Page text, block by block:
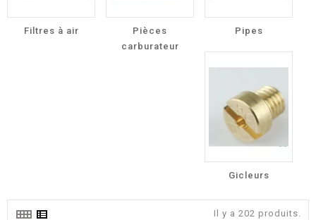
Filtres à air
Pièces
carburateur
Pipes
Gicleurs
Il y a 202 produits.